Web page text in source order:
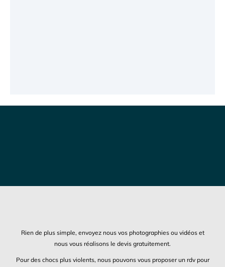
Rien de plus simple, envoyez nous vos photographies ou vidéos et
nous vous réalisons le devis gratuitement.
Pour des chocs plus violents, nous pouvons vous proposer un rdv pour